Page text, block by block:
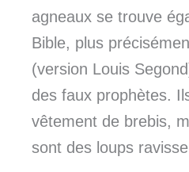
agneaux se trouve
Bible, plus
(version Louis
des faux prophètes.
vêtement de brebis,
sont des loups